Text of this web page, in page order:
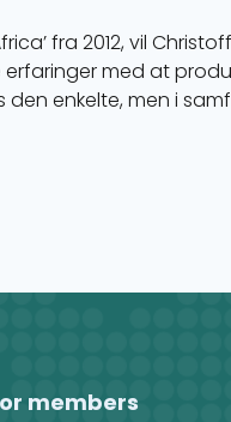
fra 2012, vil
med at
den enkelte, men i
members